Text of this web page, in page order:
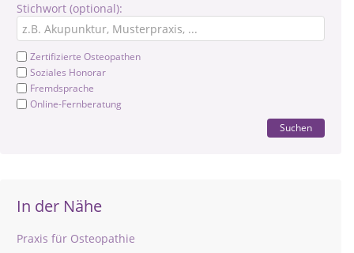
Stichwort (optional):
Zertifizierte Osteopathen
Soziales Honorar
Fremdsprache
Online-Fernberatung
Suchen
In der Nähe
Praxis für Osteopathie